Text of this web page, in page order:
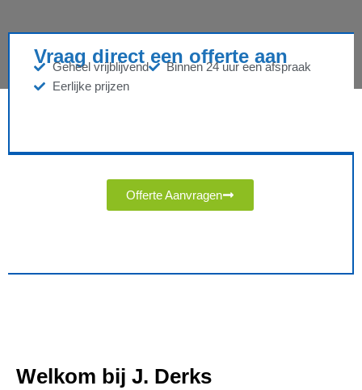
Vraag direct een offerte aan
Geheel vrijblijvend
Binnen 24 uur een afspraak
Eerlijke prijzen
Offerte Aanvragen
Welkom bij J. Derks